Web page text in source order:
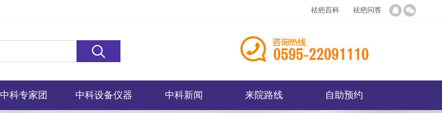
祛疤百科 祛疤问答
中科专家团 中科设备仪器 中科新闻 来院路线 自助预约